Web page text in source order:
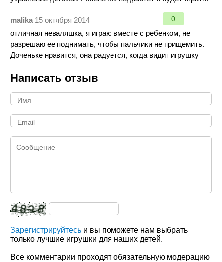
malika 15 октября 2014 0
отличная неваляшка, я играю вместе с ребенком, не
разрешаю ее поднимать, чтобы пальчики не прищемить.
Доченьке нравится, она радуется, когда видит игрушку
Написать отзыв
Зарегистрируйтесь и вы поможете нам выбрать
только лучшие игрушки для наших детей.
Все комментарии проходят обязательную модерацию